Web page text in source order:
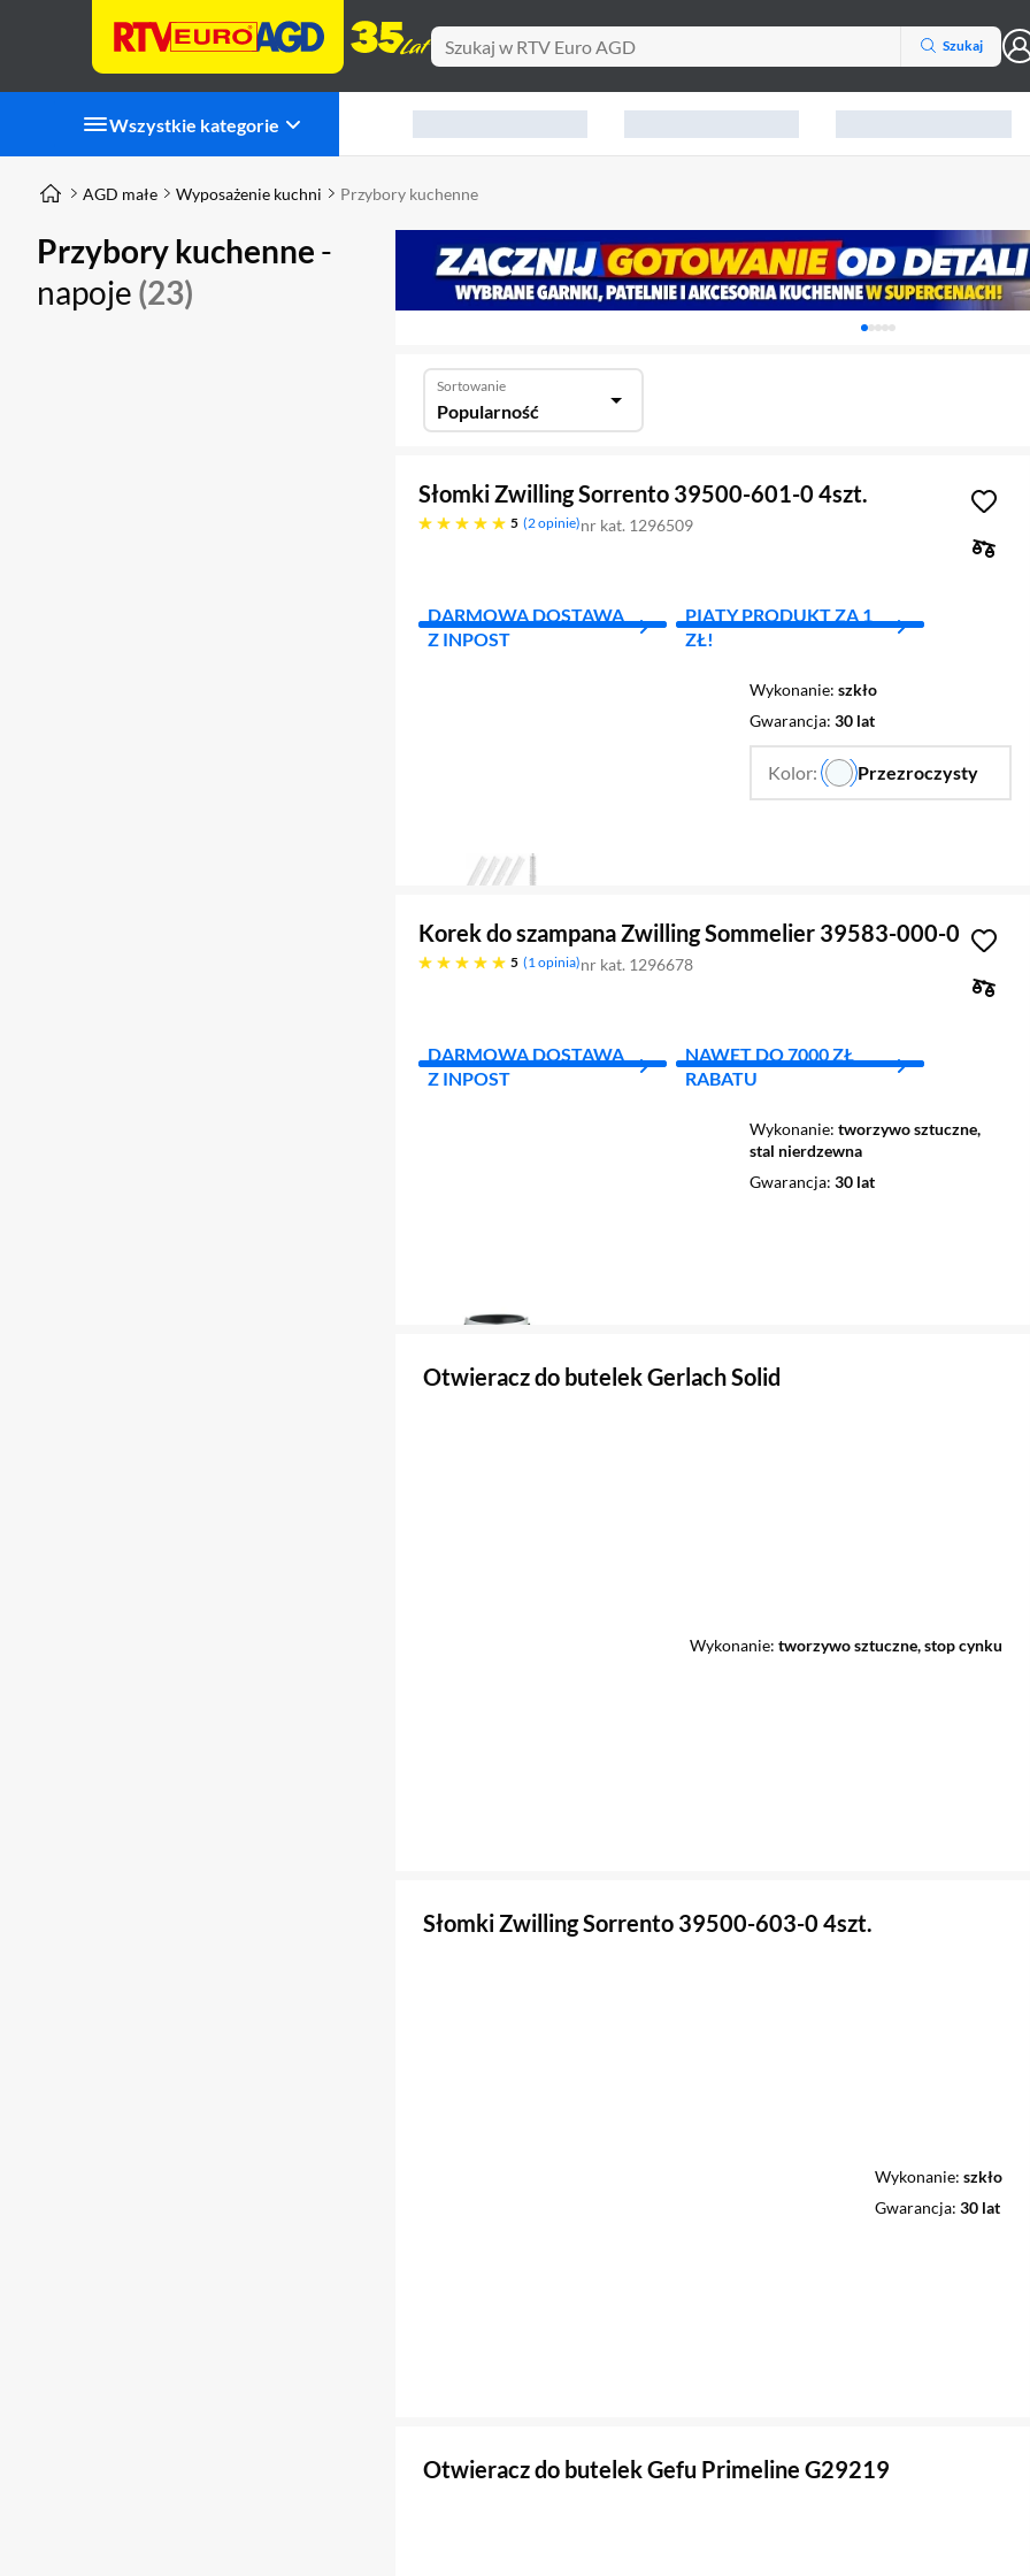
Szukaj
Wszystkie kategorie
Karuzela z banerami,
AGD małe Wyposażenie kuchni Przybory kuchenne
Przybory kuchenne -
napoje (23)
Sortowanie
Popularność
Słomki Zwilling Sorrento 39500-601-0 4szt.
5
pięć gwiazdek 2 opinie nr kat. 1296509
DARMOWA DOSTAWA
Z INPOST
PIĄTY PRODUKT ZA 1
ZŁ!
Wykonanie szkło
Gwarancja 30 lat
Kolor: Przezroczysty
Korek do szampana Zwilling Sommelier 39583-000-0
5
pięć gwiazdek 1 opinia nr kat. 1296678
DARMOWA DOSTAWA
Z INPOST
NAWET DO 7000 ZŁ
RABATU
Wykonanie tworzywo sztuczne,
stal nierdzewna
Gwarancja 30 lat
Otwieracz do butelek Gerlach Solid
Wykonanie tworzywo sztuczne, stop cynku
Słomki Zwilling Sorrento 39500-603-0 4szt.
Wykonanie szkło
Gwarancja 30 lat
Otwieracz do butelek Gefu Primeline G29219